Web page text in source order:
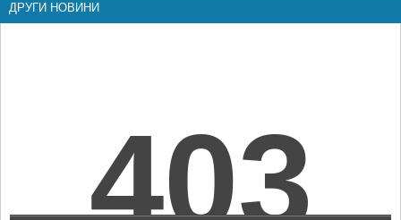
ДРУГИ НОВИНИ